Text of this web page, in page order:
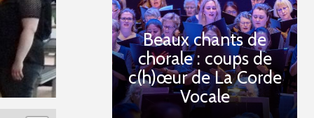
Beaux chants de
chorale : coups de
c(h)œur de La Corde
Vocale